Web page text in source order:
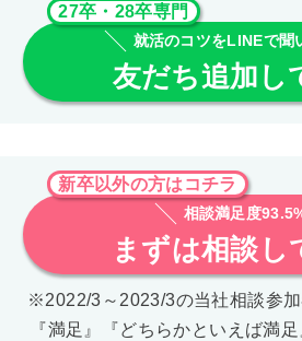
27卒・28卒専門
就活のコツをLINEで聞
友だち追加し
新卒以外の方はコチラ
相談満足度
まずは相談し
※2022/3～2023/3の当社相談参
『満足』『どちらかといえば満